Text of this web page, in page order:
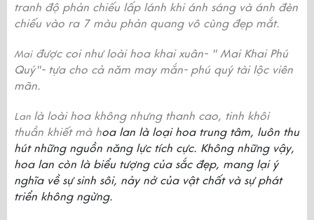
tranh độ phản chiếu lấp lánh khi ánh sáng và ánh đèn
chiếu vào ra 7 màu phản quang vô cùng đẹp mắt.
Maiđược coi như loài hoa khai xuân- " Mai Khai Phú
Quý"- tựa cho cả năm may mắn- phú quý tài lộc viên
mãn.
Lan là loài hoa không nhưng thanh cao, tinh khôi
thuần khiết mà hoa lan là loại hoa trung tâm, luôn thu
hút những nguồn năng lực tích cực. Không những vậy,
hoa lan còn là biểu tượng của sắc đẹp, mang lại ý
nghĩa về sự sinh sôi, nảy nở của vật chất và sự phát
triển không ngừng.